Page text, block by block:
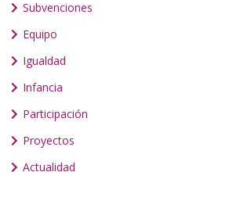
Subvenciones
Equipo
Igualdad
Infancia
Participación
Proyectos
Actualidad